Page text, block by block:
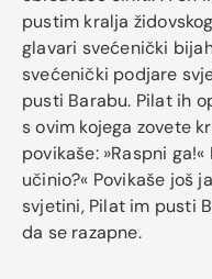
pustim kralja
glavari svećenički
svećenički podjare
pusti Barabu. Pilat ih
s ovim kojega zovete
povikaše: »Raspni
učinio?« Povikaše još
svjetini, Pilat im pusti
da se razapne.